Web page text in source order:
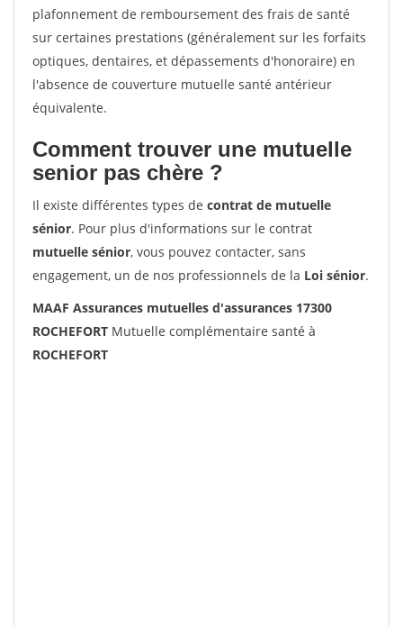
plafonnement de remboursement des frais de santé
sur certaines prestations (généralement sur les forfaits
optiques, dentaires, et dépassements d'honoraire) en
l'absence de couverture mutuelle santé antérieur
équivalente.
Comment trouver une mutuelle
senior pas chère ?
Il existe différentes types de contrat de mutuelle
sénior. Pour plus d'informations sur le contrat
mutuelle sénior, vous pouvez contacter, sans
engagement, un de nos professionnels de la Loi sénior.
MAAF Assurances mutuelles d'assurances 17300
ROCHEFORT Mutuelle complémentaire santé à
ROCHEFORT